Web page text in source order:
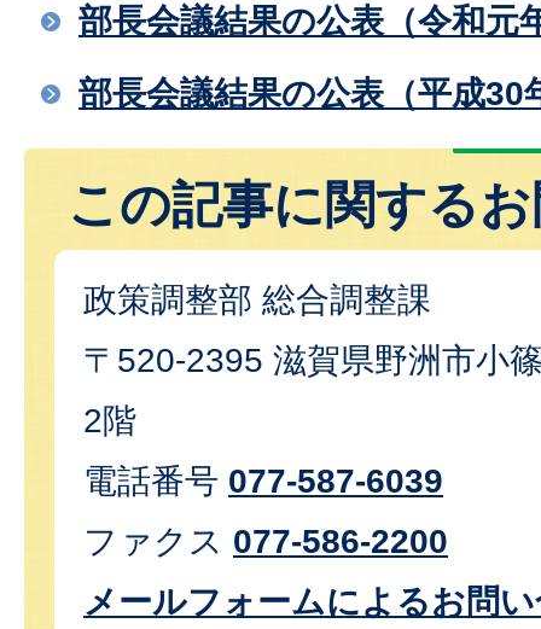
部長会議結果の公表（令和元
部長会議結果の公表（平成30
この記事に関する
政策調整部 総合調整課
〒520-2395 滋賀県野洲市小
2階
電話番号 077-587-6039
ファクス 077-586-2200
メールフォームによるお問